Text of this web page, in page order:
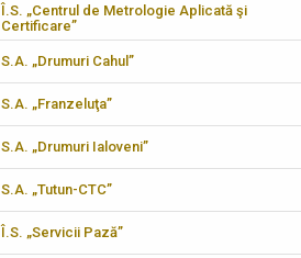
Î.S. „Centrul de Metrologie Aplicată şi
Certificare”
S.A. „Drumuri Cahul”
S.A. „Franzeluţa”
S.A. „Drumuri Ialoveni”
S.A. „Tutun-CTC”
Î.S. „Servicii Pază”